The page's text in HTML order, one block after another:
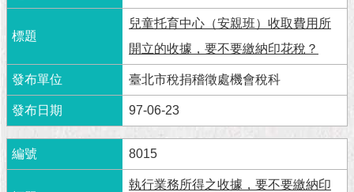
兒童托育中心（安親班）收取費用所
開立的收據，要不要繳納印花稅？
臺北市稅捐稽徵處機會稅科
97-06-23
8015
執行業務所得之收據，要不要繳納印